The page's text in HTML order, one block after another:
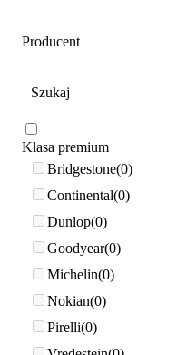
Producent
Klasa premium
Bridgestone 0
Continental 0
Dunlop 0
Goodyear 0
Michelin 0
Nokian 0
Pirelli 0